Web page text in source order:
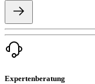
Expertenberatung